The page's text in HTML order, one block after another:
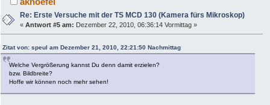
Re: Erste Versuche mit der TS MCD 130 (Kamera fürs Mikroskop)
«Antwort #5 am: Dezember 22, 2010, 06:36:14 Vormittag »
Zitat von: speul am Dezember 21, 2010, 22:21:50 Nachmittag
Welche Vergrößerung kannst Du denn damit erzielen?
bzw. Bildbreite?
Hoffe wir können noch mehr sehen!